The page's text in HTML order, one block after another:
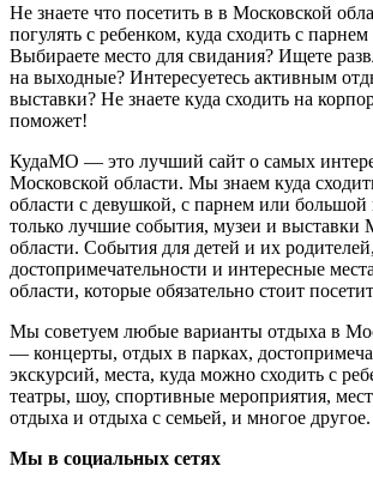
Не знаете что посетить в в Московской
погулять с ребенком, куда сходить с
Выбираете место для свидания? Ищете
на выходные? Интересуетесь активным
выставки? Не знаете куда сходить на
поможет!
КудаМО — это лучший сайт о самых
Московской области. Мы знаем куда
области с девушкой, с парнем или
только лучшие события, музеи и выставки
области. События для детей и их
достопримечательности и интересные
области, которые обязательно стоит
Мы советуем любые варианты отдыха в
— концерты, отдых в парках,
экскурсий, места, куда можно сходить с
театры, шоу, спортивные мероприятия,
отдыха и отдыха с семьей, и многое другое.
Мы в социальных сетях